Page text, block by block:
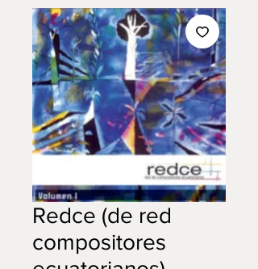
Redce (de red
compositores